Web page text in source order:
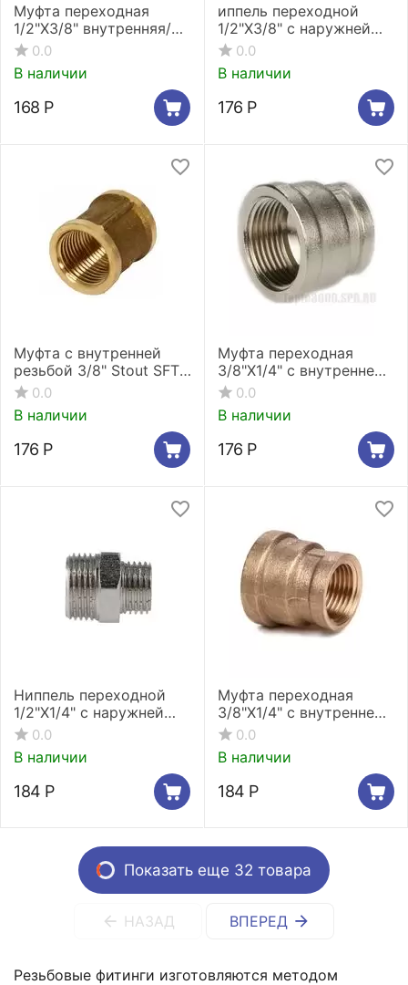
Резьбовые фитинги изготовляются методом
Муфта переходная
1/2"X3/8" внутренняя/
наружная резьба
никелированная Stout
SFT-0008-001238*
0.0
В наличии
168 Р
иппель переходной
1/2"X3/8" c наружней
резьбой Stout SFT-
0003-001238
0.0
В наличии
176 Р
Муфта с внутренней
резьбой 3/8" Stout SFT-
0005-003838
0.0
В наличии
176 Р
Муфта переходная
3/8"X1/4" с внутренней
резьбой
никелированная Stout
SFT-0006-003814*
0.0
В наличии
176 Р
Ниппель переходной
1/2"X1/4" c наружней
резьбой
никелированный Stout
SFT-0004-001214
0.0
В наличии
184 Р
Муфта переходная
3/8"X1/4" с внутренней
резьбой Stout SFT-
0005-003814
0.0
В наличии
184 Р
Показать еще 32 товара
НАЗАД ВПЕРЕД